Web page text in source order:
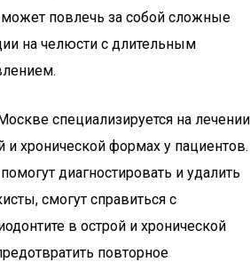
может повлечь за собой сложные
на челюсти с длительным
специализируется на лечении
и хронической формах у пациентов.
диагностировать и удалить
смогут справиться с
в острой и хронической
повторное